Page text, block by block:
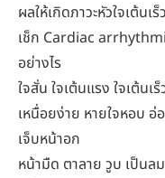
ผลให้เกิดภาวะหัวใจเต้นเ
เช็ก Cardiac
อย่างไร
ใจสั่น ใจเต้นแรง ใจเต้นเร็
เหนื่อยง่าย หายใจหอบ
เจ็บหน้าอก
หน้ามืด ตาลาย วูบ เป็นล